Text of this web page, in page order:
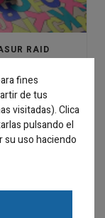
RAID
fines
de tus
visitadas). Clica
pulsando el
uso haciendo